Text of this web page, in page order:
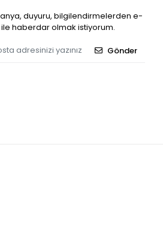
duyuru, bilgilendirmelerden e-
haberdar olmak istiyorum.
Gönder